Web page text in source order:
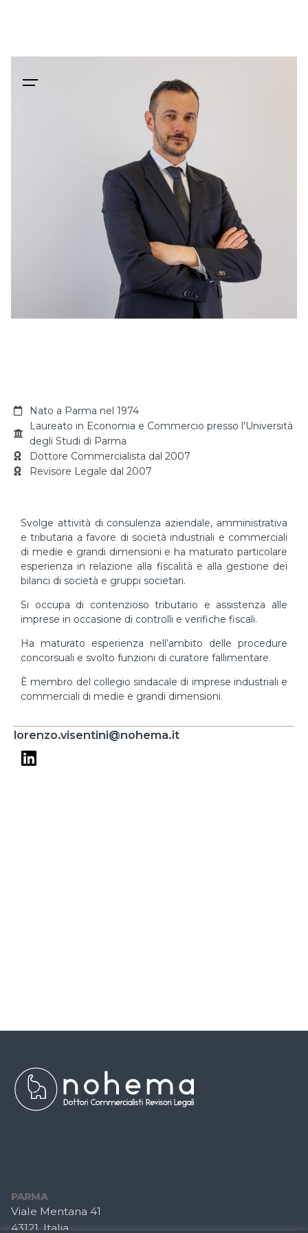
Nato a Parma nel 1974
Laureato in Economia e Commercio presso l'Università
degli Studi di Parma
Dottore Commercialista dal 2007
Revisore Legale dal 2007
Svolge attività di consulenza aziendale, amministrativa
e tributaria a favore di società industriali e commerciali
di medie e grandi dimensioni e ha maturato particolare
esperienza in relazione alla fiscalità e alla gestione dei
bilanci di società e gruppi societari.
Si occupa di contenzioso tributario e assistenza alle
imprese in occasione di controlli e verifiche fiscali.
Ha maturato esperienza nell’ambito delle procedure
concorsuali e svolto funzioni di curatore fallimentare.
È membro del collegio sindacale di imprese industriali e
commerciali di medie e grandi dimensioni.
lorenzo.visentini@nohema.it
PARMA
Viale Mentana 41
43121, Italia